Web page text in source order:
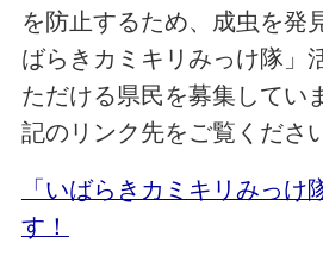
を防止するため、成虫を発
ばらきカミキリみっけ隊」
ただける県民を募集してい
記のリンク先をご覧くださ
「いばらきカミキリみっけ
す！